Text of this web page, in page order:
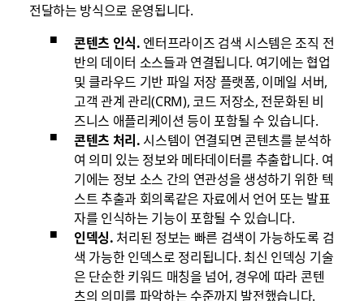
전달하는 방식으로 운영됩니다.
콘텐츠 인식. 엔터프라이즈 검색 시스템은 조직 전
반의 데이터 소스들과 연결됩니다. 여기에는 협업
및 클라우드 기반 파일 저장 플랫폼, 이메일 서버,
고객 관계 관리(CRM), 코드 저장소, 전문화된 비
즈니스 애플리케이션 등이 포함될 수 있습니다.
콘텐츠 처리. 시스템이 연결되면 콘텐츠를 분석하
여 의미 있는 정보와 메타데이터를 추출합니다. 여
기에는 정보 소스 간의 연관성을 생성하기 위한 텍
스트 추출과 회의록같은 자료에서 언어 또는 발표
자를 인식하는 기능이 포함될 수 있습니다.
인덱싱. 처리된 정보는 빠른 검색이 가능하도록 검
색 가능한 인덱스로 정리됩니다. 최신 인덱싱 기술
은 단순한 키워드 매칭을 넘어, 경우에 따라 콘텐
츠의 의미를 파악하는 수준까지 발전했습니다.